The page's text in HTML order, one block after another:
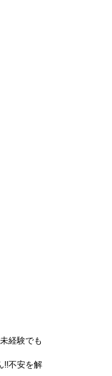
経験でも
!!不安を解